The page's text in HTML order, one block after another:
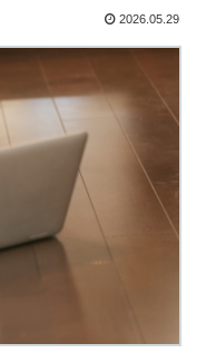
2026.05.29